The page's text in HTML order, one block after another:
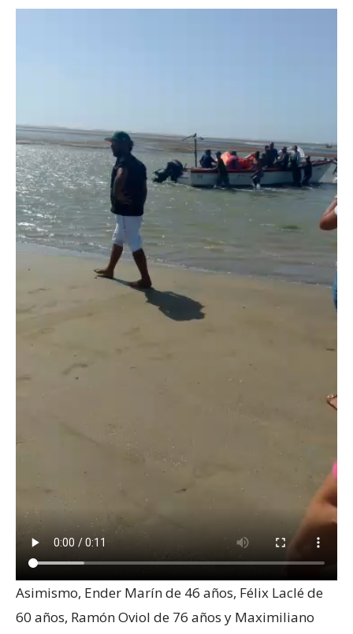
Asimismo, Ender Marín de 46 años, Félix Laclé de
60 años, Ramón Oviol de 76 años y Maximiliano